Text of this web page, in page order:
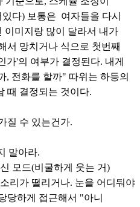
다) 보통은 여자들을 다시
이미지랑 많이 달라서 내가
서 망치거나 식으로 첫번째
가'의 여부가 결정된다. 내게
, 전화를 할까" 따위는 하등의
때 결정되는 것이다.
질 수 있는건가.
말아라.
모드(비굴하게 웃는 거)
리가 떨리거나. 눈을 어디둬야
당하게 접근해서 "아니